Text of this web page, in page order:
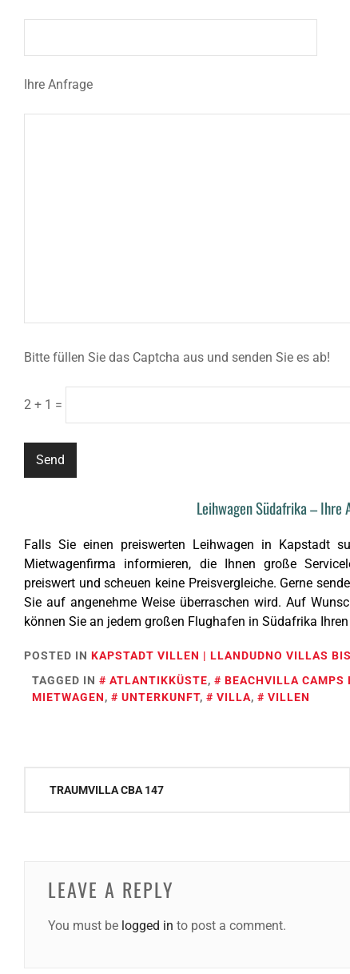
Ihre Anfrage
Bitte füllen Sie das Captcha aus und senden Sie es ab!
2 + 1 =
Leihwagen Südafrika –
Falls Sie einen preiswerten Leihwagen in Kapstadt
Mietwagenfirma informieren, die Ihnen große
preiswert und scheuen keine Preisvergleiche. Gerne
Sie auf angenehme Weise überraschen wird. Auf
können Sie an jedem großen Flughafen in Südafrika
POSTED IN KAPSTADT VILLEN | LLANDUDNO VILLAS
TAGGED IN
ATLANTIKKÜSTE, BEACHVILLA CAMPS
MIETWAGEN, UNTERKUNFT, VILLA, VILLEN
PostTRAUMVILLA CBA 147
LEAVE A REPLY
You must be logged in to post a comment.